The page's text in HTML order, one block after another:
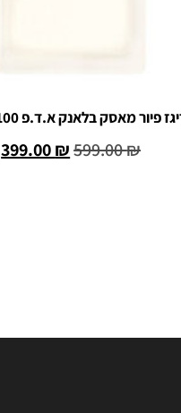
מאסק בלאנק א.ד.פ 100מ"ל אריזת טסטר
599.00₪
399.00₪